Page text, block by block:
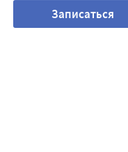
Записаться